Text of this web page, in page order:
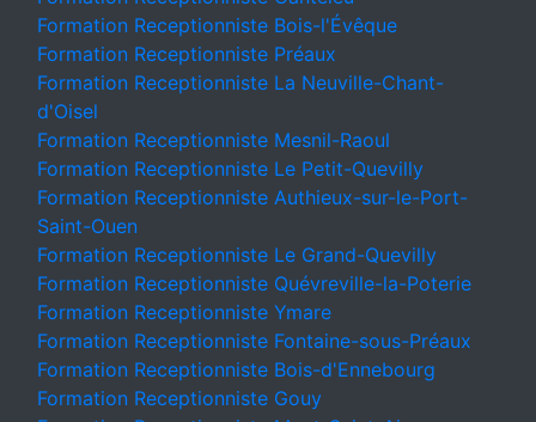
Formation Receptionniste Bois-l'Évêque
Formation Receptionniste Préaux
Formation Receptionniste La Neuville-Chant-
d'Oisel
Formation Receptionniste Mesnil-Raoul
Formation Receptionniste Le Petit-Quevilly
Formation Receptionniste Authieux-sur-le-Port-
Saint-Ouen
Formation Receptionniste Le Grand-Quevilly
Formation Receptionniste Quévreville-la-Poterie
Formation Receptionniste Ymare
Formation Receptionniste Fontaine-sous-Préaux
Formation Receptionniste Bois-d'Ennebourg
Formation Receptionniste Gouy